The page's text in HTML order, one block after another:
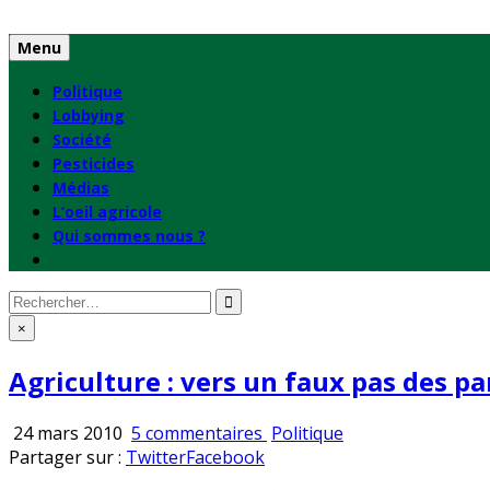
to
content
Menu
Politique
Lobbying
Société
Pesticides
Médias
L’oeil agricole
Qui sommes nous ?
Rechercher
: ×
Agriculture : vers un faux pas des
24 mars 2010 5 commentaires sur
Publié
Politique
Partager sur : TwitterFacebook